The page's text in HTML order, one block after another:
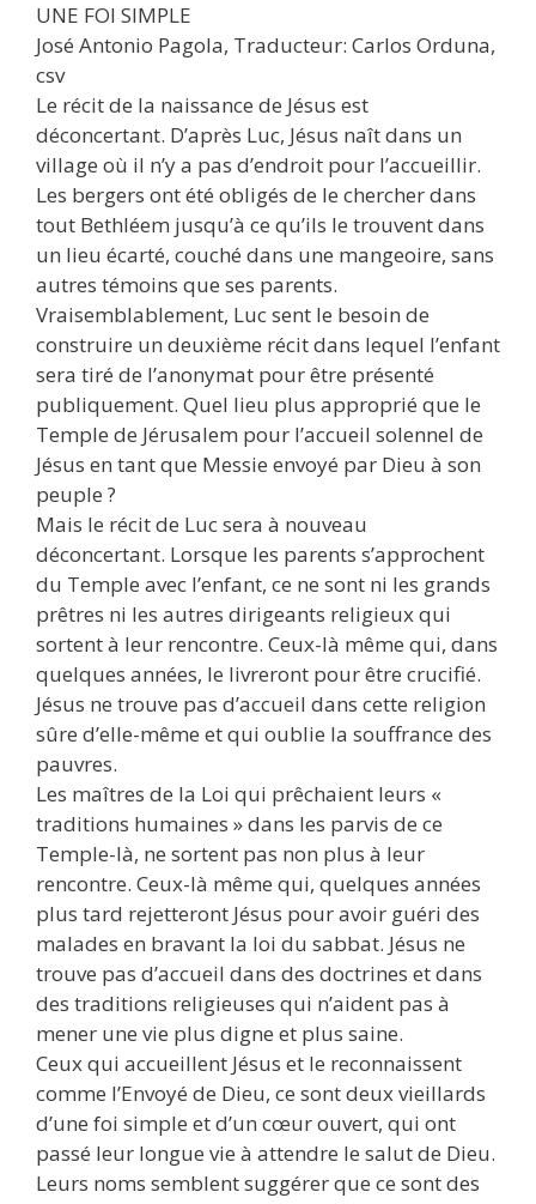
UNE FOI SIMPLE
José Antonio Pagola, Traducteur: Carlos Orduna,
csv
Le récit de la naissance de Jésus est
déconcertant. D’après Luc, Jésus naît dans un
village où il n’y a pas d’endroit pour l’accueillir.
Les bergers ont été obligés de le chercher dans
tout Bethléem jusqu’à ce qu’ils le trouvent dans
un lieu écarté, couché dans une mangeoire, sans
autres témoins que ses parents.
Vraisemblablement, Luc sent le besoin de
construire un deuxième récit dans lequel l’enfant
sera tiré de l’anonymat pour être présenté
publiquement. Quel lieu plus approprié que le
Temple de Jérusalem pour l’accueil solennel de
Jésus en tant que Messie envoyé par Dieu à son
peuple ?
Mais le récit de Luc sera à nouveau
déconcertant. Lorsque les parents s’approchent
du Temple avec l’enfant, ce ne sont ni les grands
prêtres ni les autres dirigeants religieux qui
sortent à leur rencontre. Ceux-là même qui, dans
quelques années, le livreront pour être crucifié.
Jésus ne trouve pas d’accueil dans cette religion
sûre d’elle-même et qui oublie la souffrance des
pauvres.
Les maîtres de la Loi qui prêchaient leurs «
traditions humaines » dans les parvis de ce
Temple-là, ne sortent pas non plus à leur
rencontre. Ceux-là même qui, quelques années
plus tard rejetteront Jésus pour avoir guéri des
malades en bravant la loi du sabbat. Jésus ne
trouve pas d’accueil dans des doctrines et dans
des traditions religieuses qui n’aident pas à
mener une vie plus digne et plus saine.
Ceux qui accueillent Jésus et le reconnaissent
comme l’Envoyé de Dieu, ce sont deux vieillards
d’une foi simple et d’un cœur ouvert, qui ont
passé leur longue vie à attendre le salut de Dieu.
Leurs noms semblent suggérer que ce sont des